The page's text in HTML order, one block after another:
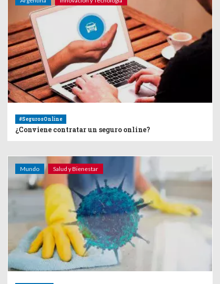
#SegurosOnline
¿Conviene contratar un seguro online?
Mundo Salud y Bienestar